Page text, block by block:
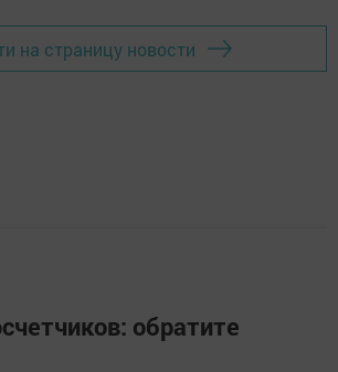
на страницу новости
обратите